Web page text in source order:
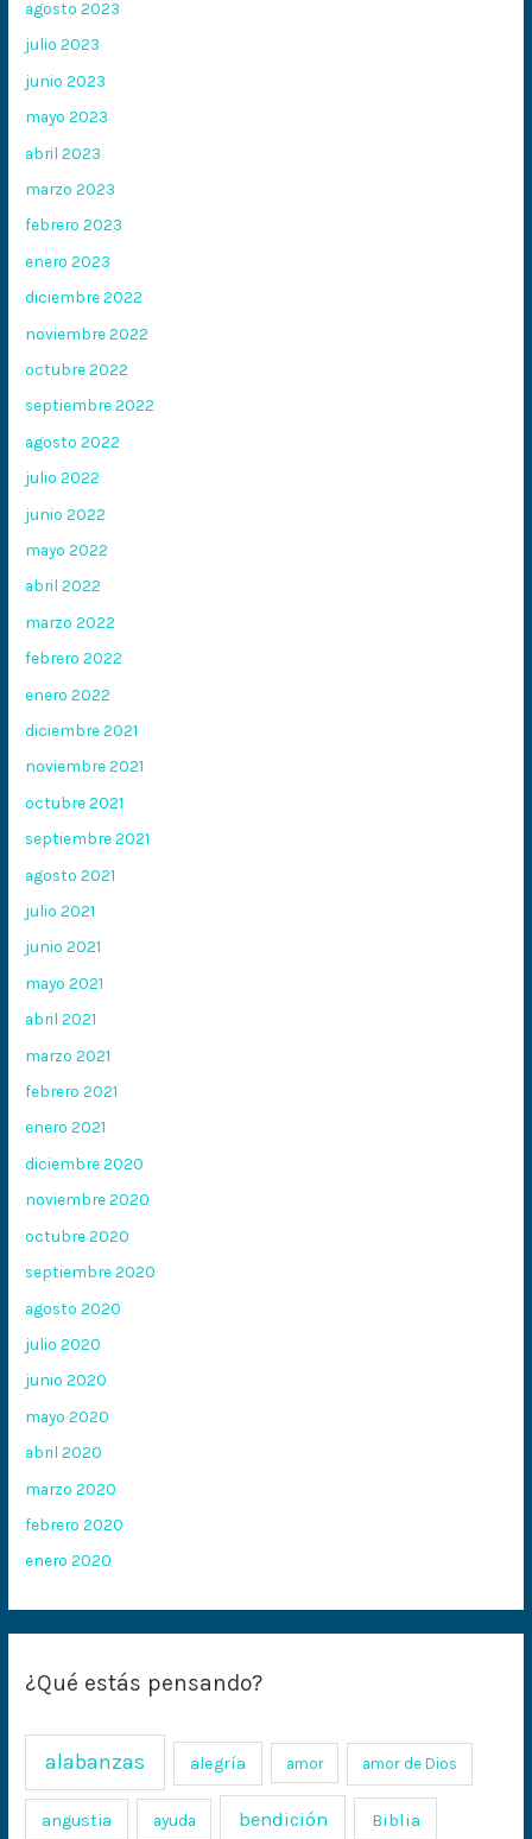
agosto 2023
julio 2023
junio 2023
mayo 2023
abril 2023
marzo 2023
febrero 2023
enero 2023
diciembre 2022
noviembre 2022
octubre 2022
septiembre 2022
agosto 2022
julio 2022
junio 2022
mayo 2022
abril 2022
marzo 2022
febrero 2022
enero 2022
diciembre 2021
noviembre 2021
octubre 2021
septiembre 2021
agosto 2021
julio 2021
junio 2021
mayo 2021
abril 2021
marzo 2021
febrero 2021
enero 2021
diciembre 2020
noviembre 2020
octubre 2020
septiembre 2020
agosto 2020
julio 2020
junio 2020
mayo 2020
abril 2020
marzo 2020
febrero 2020
enero 2020
¿Qué estás pensando?
alabanzas alegría amor amor de Dios
angustia ayuda bendición Biblia